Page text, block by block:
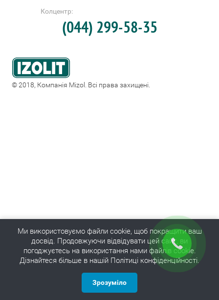
© 2018, Компанія Mizol. Всі права захищені.
Колцентр:
(044) 299-58-35
Ми використовуємо файли cookie, щоб покращити ваш
досвід. Продовжуючи відвідувати цей сайт, ви
погоджуєтесь на використання нами файлів cookie.
Дізнайтеся більше в нашій Політиці конфіденційності.
Зрозуміло